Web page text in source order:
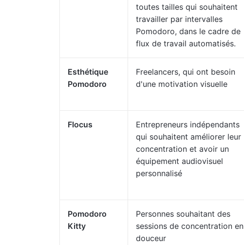
toutes tailles qui souhaitent
travailler par intervalles
Pomodoro, dans le cadre de
flux de travail automatisés.
Esthétique
Pomodoro
Freelancers, qui ont besoin
d'une motivation visuelle
Flocus
Entrepreneurs indépendants
qui souhaitent améliorer leur
concentration et avoir un
équipement audiovisuel
personnalisé
Pomodoro
Kitty
Personnes souhaitant des
sessions de concentration en
douceur